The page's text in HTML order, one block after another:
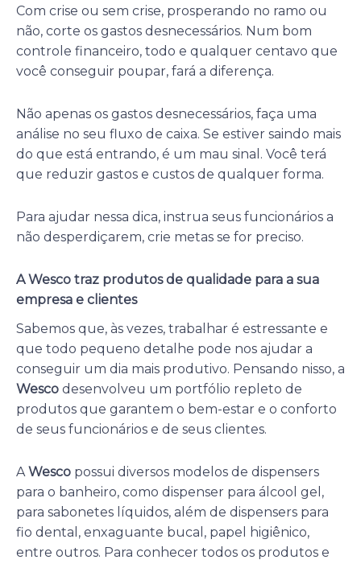
Com crise ou sem crise, prosperando no ramo ou
não, corte os gastos desnecessários. Num bom
controle financeiro, todo e qualquer centavo que
você conseguir poupar, fará a diferença.
Não apenas os gastos desnecessários, faça uma
análise no seu fluxo de caixa. Se estiver saindo mais
do que está entrando, é um mau sinal. Você terá
que reduzir gastos e custos de qualquer forma.
Para ajudar nessa dica, instrua seus funcionários a
não desperdiçarem, crie metas se for preciso.
A Wesco traz produtos de qualidade para a sua
empresa e clientes
Sabemos que, às vezes, trabalhar é estressante e
que todo pequeno detalhe pode nos ajudar a
conseguir um dia mais produtivo. Pensando nisso, a
Wesco desenvolveu um portfólio repleto de
produtos que garantem o bem-estar e o conforto
de seus funcionários e de seus clientes.
AWesco possui diversos modelos de dispensers
para o banheiro, como dispenser para álcool gel,
para sabonetes líquidos, além de dispensers para
fio dental, enxaguante bucal, papel higiênico,
entre outros. Para conhecer todos os produtos e